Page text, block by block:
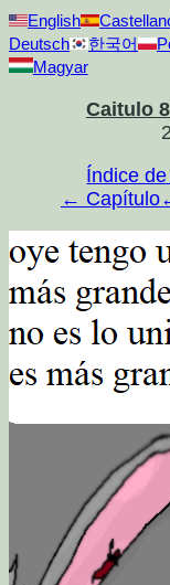
English
Deutsch
한국어
Magyar
Caitulo
Índice
← Capítulo